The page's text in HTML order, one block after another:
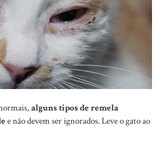
alguns tipos de remela
e não devem ser ignorados. Leve o gato ao